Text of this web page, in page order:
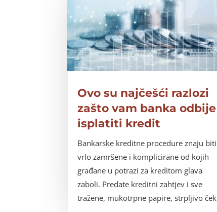
Ovo su najčešći razlozi
zašto vam banka odbije
isplatiti kredit
Bankarske kreditne procedure znaju biti
vrlo zamršene i komplicirane od kojih
građane u potrazi za kreditom glava
zaboli. Predate kreditni zahtjev i sve
tražene, mukotrpne papire, strpljivo ček